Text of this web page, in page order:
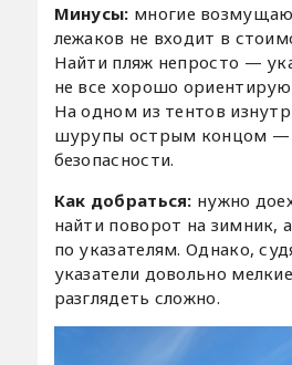
Минусы: многие
лежаков не входит в
Найти пляж непросто —
не все хорошо
На одном из тентов
шурупы острым концом —
безопасности.
Как добраться: нужно
найти поворот на зимник,
по указателям. Однако,
указатели довольно
разглядеть сложно.